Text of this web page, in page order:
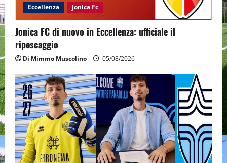
Eccellenza Jonica Fc
Jonica FC di nuovo in Eccellenza: ufficiale il
ripescaggio
Di Mimmo Muscolino 05/08/2026